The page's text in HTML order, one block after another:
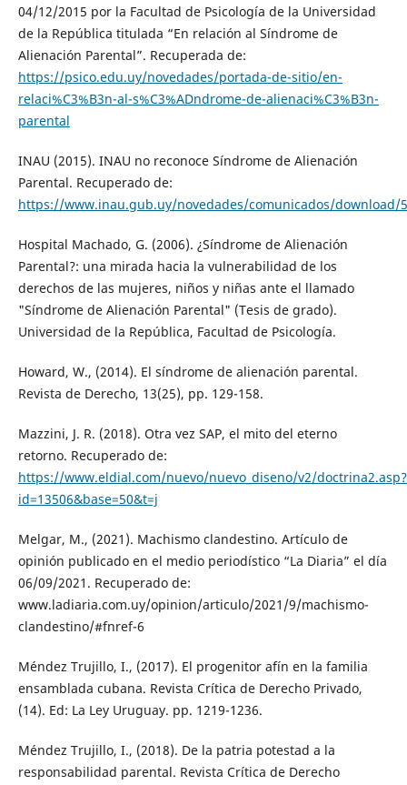
04/12/2015 por la Facultad de Psicología de la Universidad
de la República titulada “En relación al Síndrome de
Alienación Parental”. Recuperada de:
https://psico.edu.uy/novedades/portada-de-sitio/en-
relaci%C3%B3n-al-s%C3%ADndrome-de-alienaci%C3%B3n-
parental
INAU (2015). INAU no reconoce Síndrome de Alienación
Parental. Recuperado de:
https://www.inau.gub.uy/novedades/comunicados/download/
Hospital Machado, G. (2006). ¿Síndrome de Alienación
Parental?: una mirada hacia la vulnerabilidad de los
derechos de las mujeres, niños y niñas ante el llamado
"Síndrome de Alienación Parental" (Tesis de grado).
Universidad de la República, Facultad de Psicología.
Howard, W., (2014). El síndrome de alienación parental.
Revista de Derecho, 13(25), pp. 129-158.
Mazzini, J. R. (2018). Otra vez SAP, el mito del eterno
retorno. Recuperado de:
https://www.eldial.com/nuevo/nuevo_diseno/v2/doctrina2.asp?
id=13506&base=50&t=j
Melgar, M., (2021). Machismo clandestino. Artículo de
opinión publicado en el medio periodístico “La Diaria” el día
06/09/2021. Recuperado de:
www.ladiaria.com.uy/opinion/articulo/2021/9/machismo-
clandestino/#fnref-6
Méndez Trujillo, I., (2017). El progenitor afín en la familia
ensamblada cubana. Revista Crítica de Derecho Privado,
(14). Ed: La Ley Uruguay. pp. 1219-1236.
Méndez Trujillo, I., (2018). De la patria potestad a la
responsabilidad parental. Revista Crítica de Derecho